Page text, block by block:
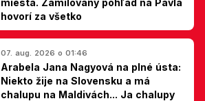
hovorí za všetko
07. aug. 2026 o 01:46
Arabela Jana Nagyová na plné ústa:
Niekto žije na Slovensku a má
chalupu na Maldivách... Ja chalupy